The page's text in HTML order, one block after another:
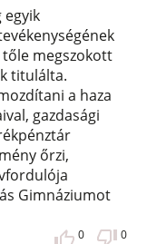
egyik
tőle megszokott
titulálta.
a haza
gazdasági
őrzi,
Gimnáziumot
0 0